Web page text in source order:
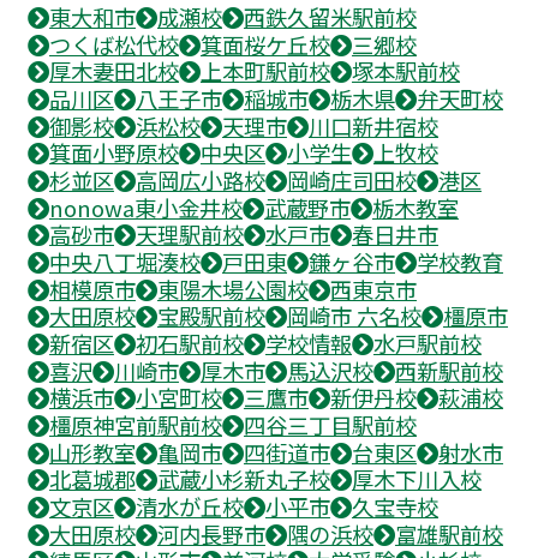
東大和市 成瀬校
西鉄久留米駅前校
つくば松代校
箕面桜ケ丘校
三郷校
厚木妻田北校
上本町駅前校
塚本駅前校
品川区
八王子市 稲城市 栃木県
弁天町校
御影校
浜松校 天理市
川口新井宿校
箕面小野原校
中央区 小学生
上牧校
杉並区
高岡広小路校 岡崎庄司田校
港区
nonowa東小金井校
武蔵野市
栃木教室
高砂市
天理駅前校 水戸市
春日井市
中央八丁堀湊校
戸田東 鎌ヶ谷市
学校教育
相模原市
東陽木場公園校
西東京市
大田原校
宝殿駅前校 岡崎市 六名校
橿原市
新宿区
初石駅前校 学校情報
水戸駅前校
喜沢
川崎市 厚木市 馬込沢校
西新駅前校
横浜市
小宮町校 三鷹市 新伊丹校
萩浦校
橿原神宮前駅前校
四谷三丁目駅前校
山形教室
亀岡市 四街道市 台東区
射水市
北葛城郡
武蔵小杉新丸子校
厚木下川入校
文京区
清水が丘校 小平市
久宝寺校
大田原校
河内長野市 隅の浜校
富雄駅前校